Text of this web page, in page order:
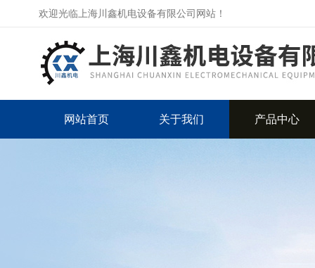
欢迎光临上海川鑫机电设备有限公司网站！
网站首页 关于我们 产品中心